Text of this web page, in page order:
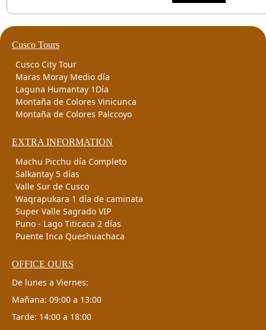
Cusco Tours
Cusco City Tour
Maras Moray Medio día
Laguna Humantay 1Día
Montaña de Colores Vinicunca
Montaña de Colores Palccoyo
EXTRA INFORMATION
Machu Picchu día Completo
Salkantay 5 días
Valle Sur de Cusco
Waqrapukara 1 día de caminata
Super Valle Sagrado VIP
Puno - Lago Titicaca 2 días
Puente Inca Queshuachaca
OFFICE OURS
De lunes a Viernes:
Mañana: 09:00 a 13:00
Tarde: 14:00 a 18:00